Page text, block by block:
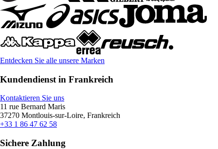
Entdecken Sie alle unsere Marken
Kundendienst in Frankreich
Kontaktieren Sie uns
11 rue Bernard Maris
37270 Montlouis-sur-Loire, Frankreich
+33 1 86 47 62 58
Sichere Zahlung